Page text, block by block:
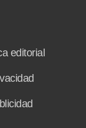
editorial